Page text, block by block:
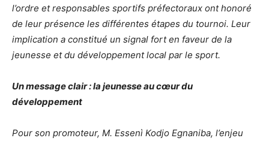
l’ordre et responsables sportifs préfectoraux ont honoré
de leur présence les différentes étapes du tournoi. Leur
implication a constitué un signal fort en faveur de la
jeunesse et du développement local par le sport.
Un message clair : la jeunesse au cœur du
développement
Pour son promoteur, M. Essenì Kodjo Egnaniba, l’enjeu